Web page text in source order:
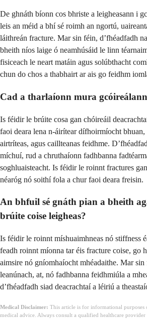
De ghnáth bíonn cos bhriste a leigheasann i
leis an méid a bhí sé roimh an ngortú,
láithreán fracture. Mar sin féin, d’fhéadfadh
bheith níos laige ó neamhúsáid le linn
fisiceach le neart matáin agus solúbthacht
chun do chos a thabhairt ar ais go feidhm
Cad a tharlaíonn mura
Is féidir le brúite cosa gan chóireáil
faoi deara lena n-áirítear dífhoirmíocht bhuan,
airtríteas, agus caillteanas feidhme.
míchuí, rud a chruthaíonn fadhbanna
soghluaisteacht. Is féidir le roinnt fractures
néaróg nó soithí fola a chur faoi deara freisin.
An bhfuil sé gnáth pian a bheith
brúite coise leigheas?
Is féidir le roinnt míshuaimhneas nó stiffness
feadh roinnt míonna tar éis fracture coise, go
aimsire nó gníomhaíocht mhéadaithe. Mar
leanúnach, at, nó fadhbanna feidhmiúla a
d’fhéadfadh siad deacrachtaí a léiriú a
Medical Disclaimer: This article is for informational purposes
medical advice. Always consult a qualified healthcare